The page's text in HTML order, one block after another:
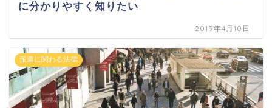
に分かりやすく知りたい
2019年4月10日
派遣に関わる法律